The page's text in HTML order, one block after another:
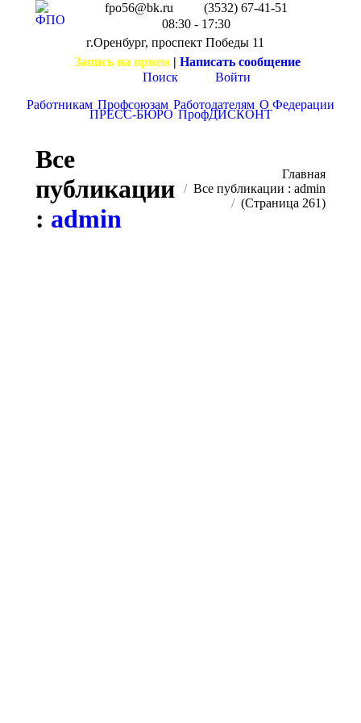
fpo56@bk.ru
(3532) 67-41-51
08:30 - 17:30
г.Оренбург, проспект Победы 11
Запись на прием | Написать сообщение
Поиск
Войти
Работникам Профсоюзам Работодателям О Федерации
ПРЕСС-БЮРО ПрофДИСКОНТ
Все
публикации
: admin
Главная
Все публикации : admin
(Страница 261)